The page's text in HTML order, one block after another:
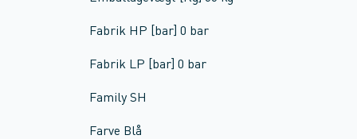
Fabrik HP [bar] 0 bar
Fabrik LP [bar] 0 bar
Family SH
Farve Blå